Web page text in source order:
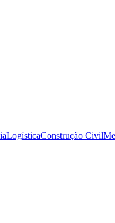
LogísticaConstrução Civil